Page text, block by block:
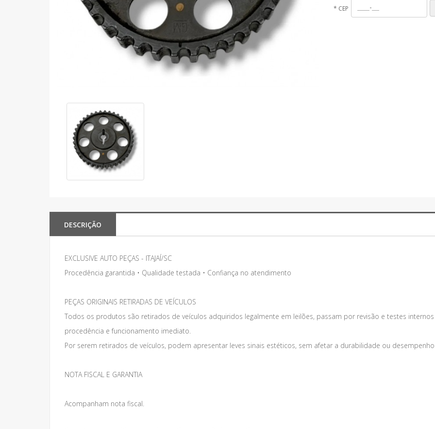
* CEP
DESCRIÇÃO
EXCLUSIVE AUTO PEÇAS - ITAJAÍ/SC
Procedência garantida • Qualidade testada • Confiança no atendimento
PEÇAS ORIGINAIS RETIRADAS DE VEÍCULOS
Todos os produtos são retirados de veículos adquiridos legalmente em leilões, passam por revisão e testes
procedência e funcionamento imediato.
Por serem retirados de veículos, podem apresentar leves sinais estéticos, sem afetar a durabilidade ou
NOTA FISCAL E GARANTIA
Acompanham nota fiscal.